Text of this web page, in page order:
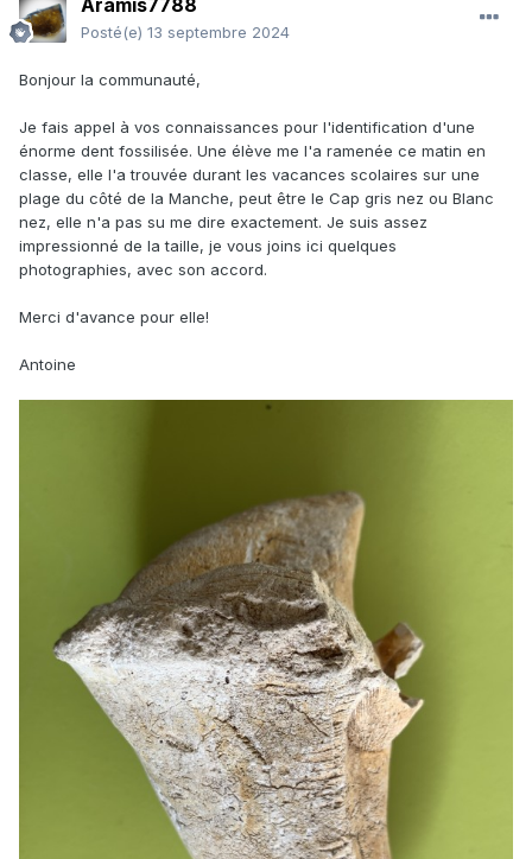
Aramis7788
Posté(e) 13 septembre 2024
Bonjour la communauté,
Je fais appel à vos connaissances pour l'identification d'une
énorme dent fossilisée. Une élève me l'a ramenée ce matin en
classe, elle l'a trouvée durant les vacances scolaires sur une
plage du côté de la Manche, peut être le Cap gris nez ou Blanc
nez, elle n'a pas su me dire exactement. Je suis assez
impressionné de la taille, je vous joins ici quelques
photographies, avec son accord.
Merci d'avance pour elle!
Antoine